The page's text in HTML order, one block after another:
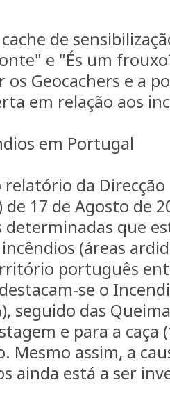
de
e "És um
os Geocachers e a
em relação aos
em Portugal
da Direcção
de 17 de Agosto de
determinadas que
(áreas
português
se o
seguido das
e para a caça
Mesmo assim, a
ainda está a ser